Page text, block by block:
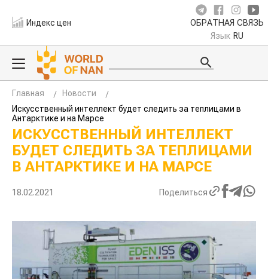
Индекс цен ОБРАТНАЯ СВЯЗЬ
Язык RU
Главная
Новости
Искусственный интеллект будет следить за теплицами в
Антарктике и на Марсе
ИСКУССТВЕННЫЙ ИНТЕЛЛЕКТ
БУДЕТ СЛЕДИТЬ ЗА ТЕПЛИЦАМИ
В АНТАРКТИКЕ И НА МАРСЕ
18.02.2021 Поделиться